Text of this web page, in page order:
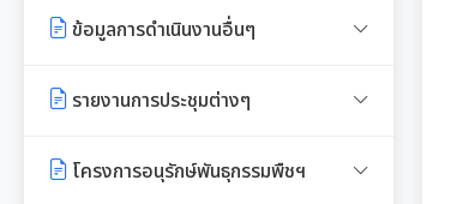
ของอปท.
รายงานผลการดำเนินการองค์กรสุข
การประเมินความเสี่ยงการทุจริต
รายงานผลการดำเนินการตามแผน
บริหารจัดการความเสี่ยงการทุจริต
การเสริมสร้างวัฒนธรรมองค์กร
ประโยชน์อื่นใดโดยธรรมจรรยาของ
เจ้าพนักงานของรัฐ
มาตรการให้ผู้มีส่วนได้เสียมีส่วนร่วม
การจัดซื้อ/จ้าง
มาตรการป้องกันการรับสินบน
รายรับ-รายจ่ายประจำเดือน
ข้อมูลการดำเนินงานอื่นๆ
รายงานการประเมินประสิทธิภาพ
การส่งเสริมคุณธรรมและการ
รายงานการประชุมต่างๆ
รายงานการประชุมพนักงาน
โครงการอนุรักษ์พันธุกรรมพืชฯ